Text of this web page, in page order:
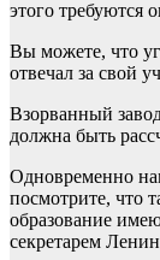
этого требуются
Вы можете, что
отвечал за свой
Взорванный
должна быть
Одновременно
посмотрите, что
образование
секретарем